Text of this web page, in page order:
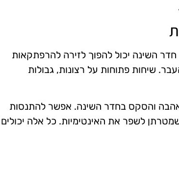
השינה יכול להפוך לזירה להרפתקאות
שיחות פתוחות על רצונות, גבולות
והסקס בחדר השינה. אפשר להתנסות
לשפר את האינטימיות. כל אלה יכולים